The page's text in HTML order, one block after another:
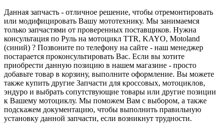
Данная запчасть - отличное решение, чтобы отремонтировать
или модифицировать Вашу мототехнику. Мы занимаемся
только запчастями от проверенных поставщиков. Нужна
консультация по Руль на мотоцикл TTR, KAYO, Motoland
(синий) ? Позвоните по телефону на сайте - наш менеджер
постарается проконсультировать Вас. Если вы хотите
приобрести данную позицию в нашем магазине - просто
добавьте товар в корзину, выполните оформление. Вы можете
также купить другие Запчасти для кроссовых, мотоциклов,
эндуро и выбрать сопутствующие товары или другие позиции
к Вашему мотоциклу. Мы поможем Вам с выбором, а также
подскажем документацию, чтобы выполнить правильную
установку данной запчасти, если возникнут трудности.